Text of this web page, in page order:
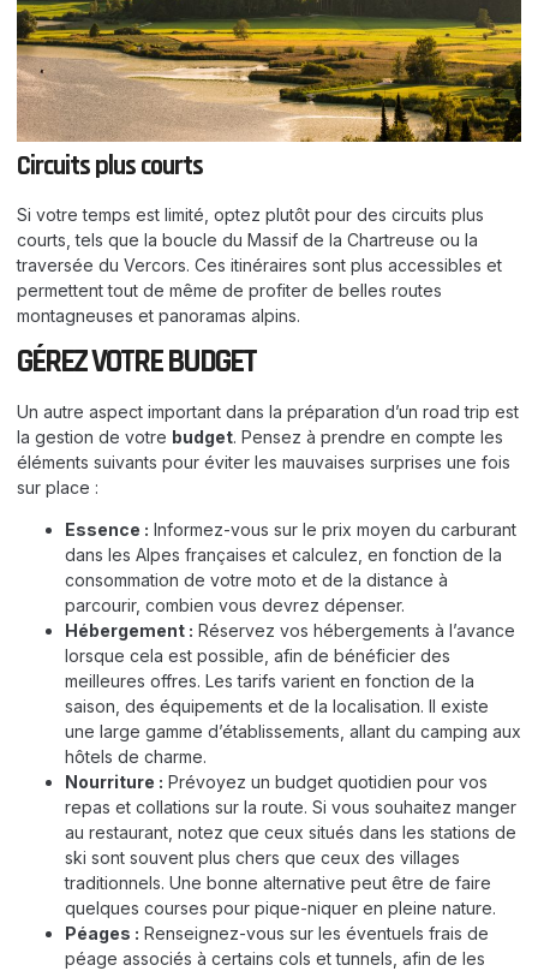
Circuits plus courts
Si votre temps est limité, optez plutôt pour des circuits plus
courts, tels que la boucle du Massif de la Chartreuse ou la
traversée du Vercors. Ces itinéraires sont plus accessibles et
permettent tout de même de profiter de belles routes
montagneuses et panoramas alpins.
GÉREZ VOTRE BUDGET
Un autre aspect important dans la préparation d’un road trip est
la gestion de votre budget. Pensez à prendre en compte les
éléments suivants pour éviter les mauvaises surprises une fois
sur place :
Essence : Informez-vous sur le prix moyen du carburant
dans les Alpes françaises et calculez, en fonction de la
consommation de votre moto et de la distance à
parcourir, combien vous devrez dépenser.
Hébergement : Réservez vos hébergements à l’avance
lorsque cela est possible, afin de bénéficier des
meilleures offres. Les tarifs varient en fonction de la
saison, des équipements et de la localisation. Il existe
une large gamme d’établissements, allant du camping aux
hôtels de charme.
Nourriture : Prévoyez un budget quotidien pour vos
repas et collations sur la route. Si vous souhaitez manger
au restaurant, notez que ceux situés dans les stations de
ski sont souvent plus chers que ceux des villages
traditionnels. Une bonne alternative peut être de faire
quelques courses pour pique-niquer en pleine nature.
Péages : Renseignez-vous sur les éventuels frais de
péage associés à certains cols et tunnels, afin de les